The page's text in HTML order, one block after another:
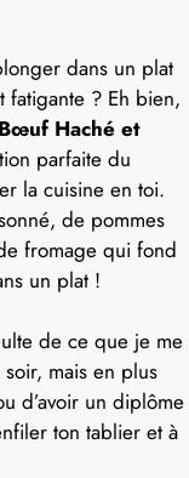
dans un plat
fatigante ? Eh bien,
Haché et
parfaite du
la cuisine en toi.
de pommes
fromage qui fond
un plat !
de ce que je me
mais en plus
d’avoir un diplôme
ton tablier et à